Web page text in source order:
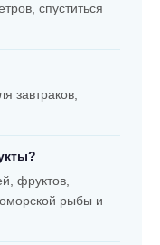
спуститься
завтраков,
фруктов,
рыбы и